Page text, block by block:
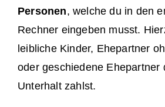
Personen, welche du in den
Rechner eingeben musst.
leibliche Kinder, Ehepartner
oder geschiedene Ehepartner
Unterhalt zahlst.